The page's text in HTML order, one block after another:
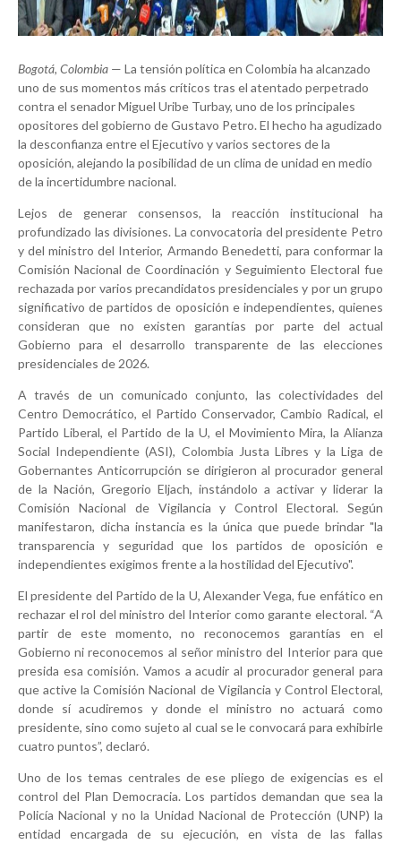
Bogotá, Colombia — La tensión política en Colombia ha alcanzado
uno de sus momentos más críticos tras el atentado perpetrado
contra el senador Miguel Uribe Turbay, uno de los principales
opositores del gobierno de Gustavo Petro. El hecho ha agudizado
la desconfianza entre el Ejecutivo y varios sectores de la
oposición, alejando la posibilidad de un clima de unidad en medio
de la incertidumbre nacional.
Lejos de generar consensos, la reacción institucional ha
profundizado las divisiones. La convocatoria del presidente Petro
y del ministro del Interior, Armando Benedetti, para conformar la
Comisión Nacional de Coordinación y Seguimiento Electoral fue
rechazada por varios precandidatos presidenciales y por un grupo
significativo de partidos de oposición e independientes, quienes
consideran que no existen garantías por parte del actual
Gobierno para el desarrollo transparente de las elecciones
presidenciales de 2026.
A través de un comunicado conjunto, las colectividades del
Centro Democrático, el Partido Conservador, Cambio Radical, el
Partido Liberal, el Partido de la U, el Movimiento Mira, la Alianza
Social Independiente (ASI), Colombia Justa Libres y la Liga de
Gobernantes Anticorrupción se dirigieron al procurador general
de la Nación, Gregorio Eljach, instándolo a activar y liderar la
Comisión Nacional de Vigilancia y Control Electoral. Según
manifestaron, dicha instancia es la única que puede brindar "la
transparencia y seguridad que los partidos de oposición e
independientes exigimos frente a la hostilidad del Ejecutivo".
El presidente del Partido de la U, Alexander Vega, fue enfático en
rechazar el rol del ministro del Interior como garante electoral. “A
partir de este momento, no reconocemos garantías en el
Gobierno ni reconocemos al señor ministro del Interior para que
presida esa comisión. Vamos a acudir al procurador general para
que active la Comisión Nacional de Vigilancia y Control Electoral,
donde sí acudiremos y donde el ministro no actuará como
presidente, sino como sujeto al cual se le convocará para exhibirle
cuatro puntos”, declaró.
Uno de los temas centrales de ese pliego de exigencias es el
control del Plan Democracia. Los partidos demandan que sea la
Policía Nacional y no la Unidad Nacional de Protección (UNP) la
entidad encargada de su ejecución, en vista de las fallas